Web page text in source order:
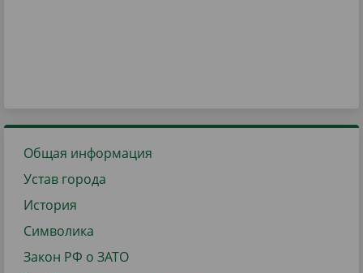
Общая информация
Устав города
История
Символика
Закон РФ о ЗАТО